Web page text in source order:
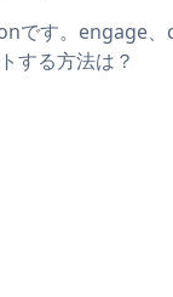
です。engage
する方法は？